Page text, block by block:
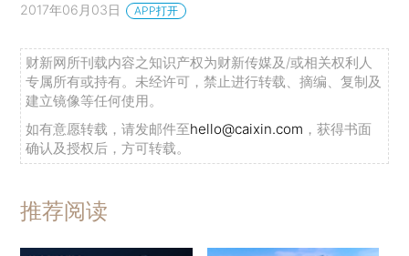
2017年06月03日 APP打开
财新网所刊载内容之知识产权为财新传媒及/或相关权利人
专属所有或持有。未经许可，禁止进行转载、摘编、复制及
建立镜像等任何使用。
如有意愿转载，请发邮件至hello@caixin.com ，获得书面
确认及授权后，方可转载。
推荐阅读